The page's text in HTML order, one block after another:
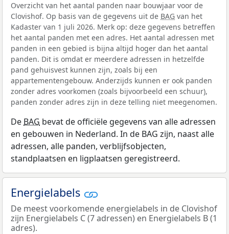
Overzicht van het aantal panden naar bouwjaar voor de
Clovishof. Op basis van de gegevens uit de BAG van het
Kadaster van 1 juli 2026. Merk op: deze gegevens betreffen
het aantal panden met een adres. Het aantal adressen met
panden in een gebied is bijna altijd hoger dan het aantal
panden. Dit is omdat er meerdere adressen in hetzelfde
pand gehuisvest kunnen zijn, zoals bij een
appartementengebouw. Anderzijds kunnen er ook panden
zonder adres voorkomen (zoals bijvoorbeeld een schuur),
panden zonder adres zijn in deze telling niet meegenomen.
De BAG bevat de officiële gegevens van alle adressen
en gebouwen in Nederland. In de BAG zijn, naast alle
adressen, alle panden, verblijfsobjecten,
standplaatsen en ligplaatsen geregistreerd.
Energielabels
De meest voorkomende energielabels in de Clovishof
zijn Energielabels C (7 adressen) en Energielabels B (1
adres).